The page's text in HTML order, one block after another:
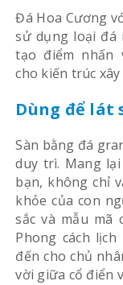
Đá Hoa Cương
sử dụng loại đá
tạo điểm nhấn
cho kiến trúc
Dùng để lát
Sàn bằng đá
duy trì. Mang
bạn, không chỉ
khỏe của con
sắc và mẫu
Phong cách
đến cho chủ
vời giữa cổ điển